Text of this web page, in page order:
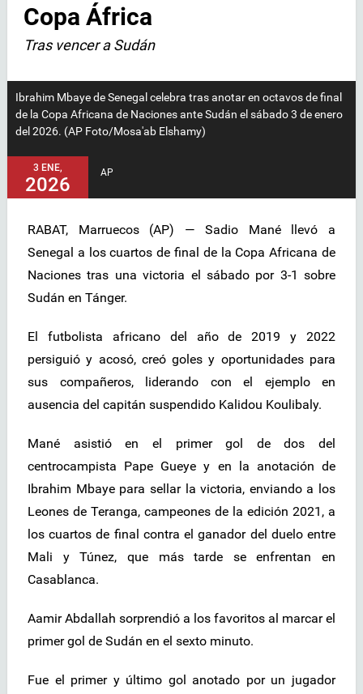
Copa África
Tras vencer a Sudán
Ibrahim Mbaye de Senegal celebra tras anotar en octavos de final
de la Copa Africana de Naciones ante Sudán el sábado 3 de enero
del 2026. (AP Foto/Mosa'ab Elshamy)
3 ENE,
2026
AP
RABAT, Marruecos (AP) — Sadio Mané llevó a
Senegal a los cuartos de final de la Copa Africana de
Naciones tras una victoria el sábado por 3-1 sobre
Sudán en Tánger.
El futbolista africano del año de 2019 y 2022
persiguió y acosó, creó goles y oportunidades para
sus compañeros, liderando con el ejemplo en
ausencia del capitán suspendido Kalidou Koulibaly.
Mané asistió en el primer gol de dos del
centrocampista Pape Gueye y en la anotación de
Ibrahim Mbaye para sellar la victoria, enviando a los
Leones de Teranga, campeones de la edición 2021, a
los cuartos de final contra el ganador del duelo entre
Mali y Túnez, que más tarde se enfrentan en
Casablanca.
Aamir Abdallah sorprendió a los favoritos al marcar el
primer gol de Sudán en el sexto minuto.
Fue el primer y último gol anotado por un jugador